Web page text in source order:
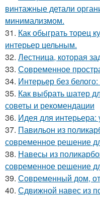
винтажные детали
минимализмом.
31. Как обыграть торец
интерьер цельным.
32. Лестница, которая
33. Современное
34. Интерьер без
35. Как выбрать шатер
советы и рекомендации
36. Идея для интерьера:
37. Павильон из
современное решение
38. Навесы из
современное решение
39. Современный дом,
40. Сдвижной навес из